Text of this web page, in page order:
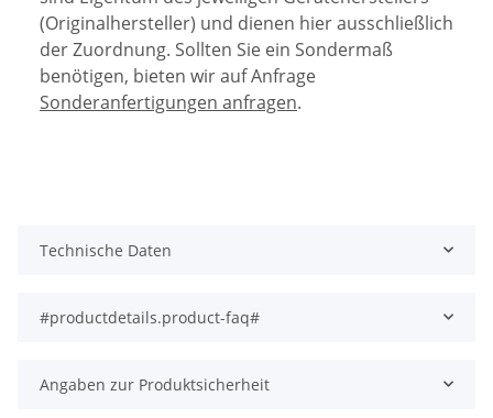
(Originalhersteller) und dienen hier ausschließlich
der Zuordnung. Sollten Sie ein Sondermaß
benötigen, bieten wir auf Anfrage
Sonderanfertigungen anfragen.
Technische Daten
#productdetails.product-faq#
Angaben zur Produktsicherheit